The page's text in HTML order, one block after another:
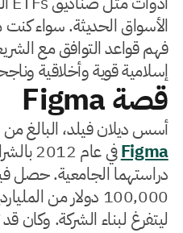
الأسواق الحديثة. سواء كنت
فهم قواعد التوافق مع
إسلامية قوية وأخلاقية
قصة Figma
أسس ديلان فيلد، البالغ من العمر
Figma
في عام
دراستهما الجامعية. حصل
100,000 دولار من
ليتفرغ لبناء الشركة. وكان